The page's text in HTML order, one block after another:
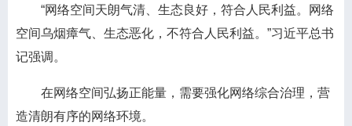
“网络空间天朗气清、生态良好，符合人民利益。网络
空间乌烟瘴气、生态恶化，不符合人民利益。”习近平总书
记强调。
在网络空间弘扬正能量，需要强化网络综合治理，营
造清朗有序的网络环境。